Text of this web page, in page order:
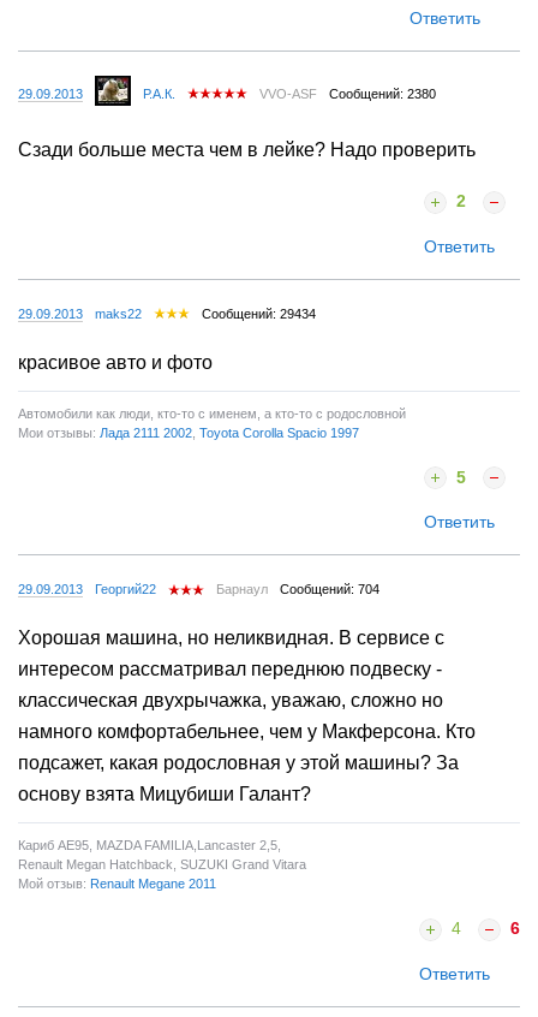
Ответить
29.09.2013 Р.А.К. VVO-ASF Сообщений: 2380
Сзади больше места чем в лейке? Надо проверить
2
Ответить
29.09.2013 maks22 Сообщений: 29434
красивое авто и фото
Автомобили как люди, кто-то с именем, а кто-то с родословной
Мои отзывы: Лада 2111 2002 Toyota Corolla Spacio 1997
5
Ответить
29.09.2013 Георгий22 Барнаул Сообщений: 704
Хорошая машина, но неликвидная. В сервисе с
интересом рассматривал переднюю подвеску -
классическая двухрычажка, уважаю, сложно но
намного комфортабельнее, чем у Макферсона. Кто
подсажет, какая родословная у этой машины? За
основу взята Мицубиши Галант?
Кариб АЕ95, MAZDA FAMILIA,Lancaster 2,5,
Renault Megan Hatchback, SUZUKI Grand Vitara
Мой отзыв: Renault Megane 2011
4 6
Ответить